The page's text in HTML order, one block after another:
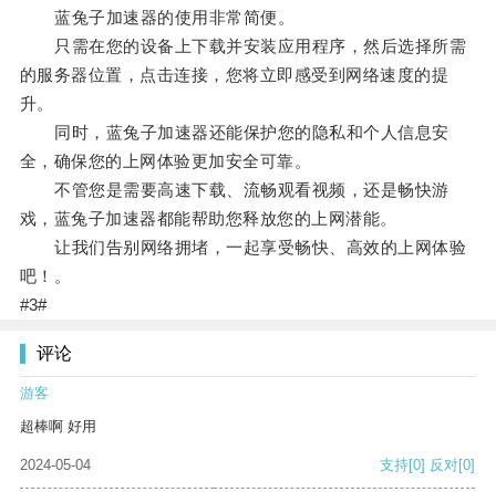
蓝兔子加速器的使用非常简便。
只需在您的设备上下载并安装应用程序，然后选择所需
的服务器位置，点击连接，您将立即感受到网络速度的提
升。
同时，蓝兔子加速器还能保护您的隐私和个人信息安
全，确保您的上网体验更加安全可靠。
不管您是需要高速下载、流畅观看视频，还是畅快游
戏，蓝兔子加速器都能帮助您释放您的上网潜能。
让我们告别网络拥堵，一起享受畅快、高效的上网体验
吧！。
#3#
评论
游客
超棒啊 好用
2024-05-04 支持[0] 反对[0]